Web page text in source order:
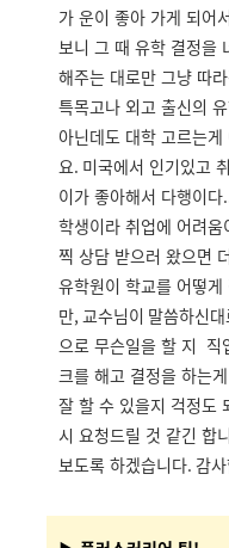
가 운이 좋아 가게 되어
보니 그 때 유학 결정을
해주는 대로만 그냥 따
특목고나 외고 출신의
아닌데도 대학 고르는
요. 미국에서 인기있고
이가 좋아해서 다행이다
학생이라 취업에 어려
찍 상담 받으러 왔으면
유학원이 학교를 어떻
만, 교수님이 말씀하신
으로 무슨일을 할 지 직
크를 해고 결정을 하는
잘 할 수 있을지 걱정도
시 요청드릴 것 같긴 합
보도록 하겠습니다. 감